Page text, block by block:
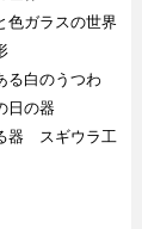
色ガラスの世界
白のうつわ
日の器
器 スギウラ工